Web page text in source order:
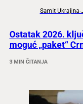
Samit Ukrajina-
Ostatak 2026.
moguć „paket“
3 MIN ČITANJA